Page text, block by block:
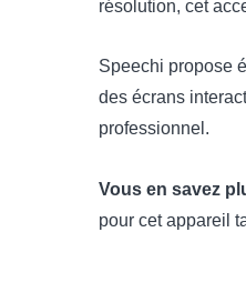
résolution, cet
Speechi propose
des écrans
professionnel.
Vous en savez
pour cet appareil